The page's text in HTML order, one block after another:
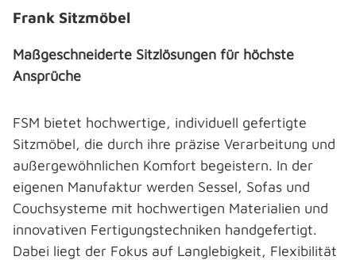
Frank Sitzmöbel
Maßgeschneiderte Sitzlösungen für höchste
Ansprüche
FSM bietet hochwertige, individuell gefertigte
Sitzmöbel, die durch ihre präzise Verarbeitung und
außergewöhnlichen Komfort begeistern. In der
eigenen Manufaktur werden Sessel, Sofas und
Couchsysteme mit hochwertigen Materialien und
innovativen Fertigungstechniken handgefertigt.
Dabei liegt der Fokus auf Langlebigkeit, Flexibilität